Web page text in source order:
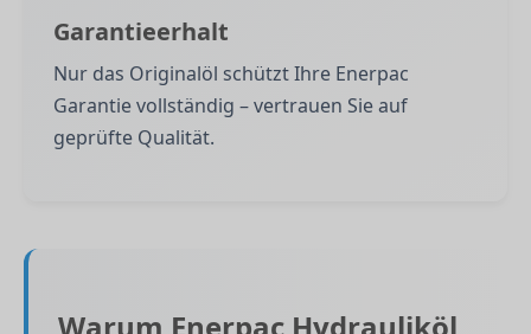
Garantieerhalt
Nur das Originalöl schützt Ihre Enerpac
Garantie vollständig – vertrauen Sie auf
geprüfte Qualität.